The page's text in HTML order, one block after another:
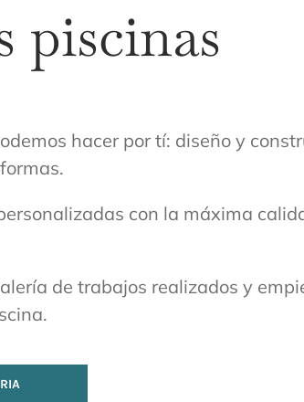
piscinas
hacer por tí: diseño y
con la máxima
de trabajos realizados y